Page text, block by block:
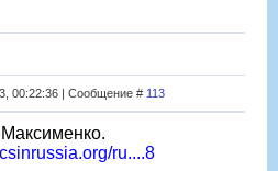
00:22:36 | Сообщение # 113
ru....8